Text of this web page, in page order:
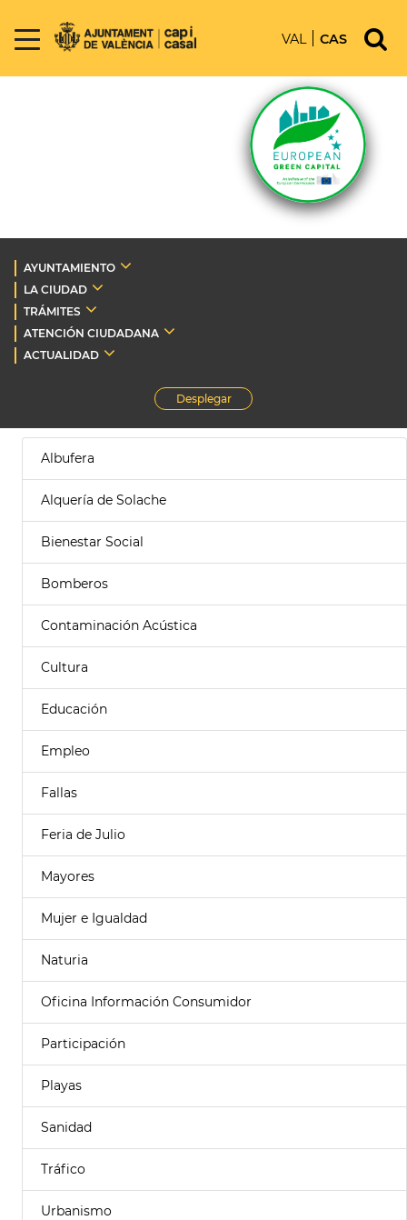
VAL CAS
AYUNTAMIENTO
LA CIUDAD
TRÁMITES
ATENCIÓN CIUDADANA
ACTUALIDAD
Desplegar
Albufera
Alquería de Solache
Bienestar Social
Bomberos
Contaminación Acústica
Cultura
Educación
Empleo
Fallas
Feria de Julio
Mayores
Mujer e Igualdad
Naturia
Oficina Información Consumidor
Participación
Playas
Sanidad
Tráfico
Urbanismo